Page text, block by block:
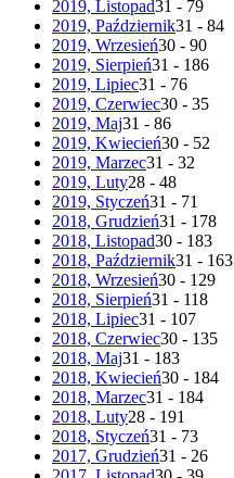
2019, Listopad31 - 79
2019, Październik31 - 84
2019, Wrzesień30 - 90
2019, Sierpień31 - 186
2019, Lipiec31 - 76
2019, Czerwiec30 - 35
2019, Maj31 - 86
2019, Kwiecień30 - 52
2019, Marzec31 - 32
2019, Luty28 - 48
2019, Styczeń31 - 71
2018, Grudzień31 - 178
2018, Listopad30 - 183
2018, Październik31 - 163
2018, Wrzesień30 - 129
2018, Sierpień31 - 118
2018, Lipiec31 - 107
2018, Czerwiec30 - 135
2018, Maj31 - 183
2018, Kwiecień30 - 184
2018, Marzec31 - 184
2018, Luty28 - 191
2018, Styczeń31 - 73
2017, Grudzień31 - 26